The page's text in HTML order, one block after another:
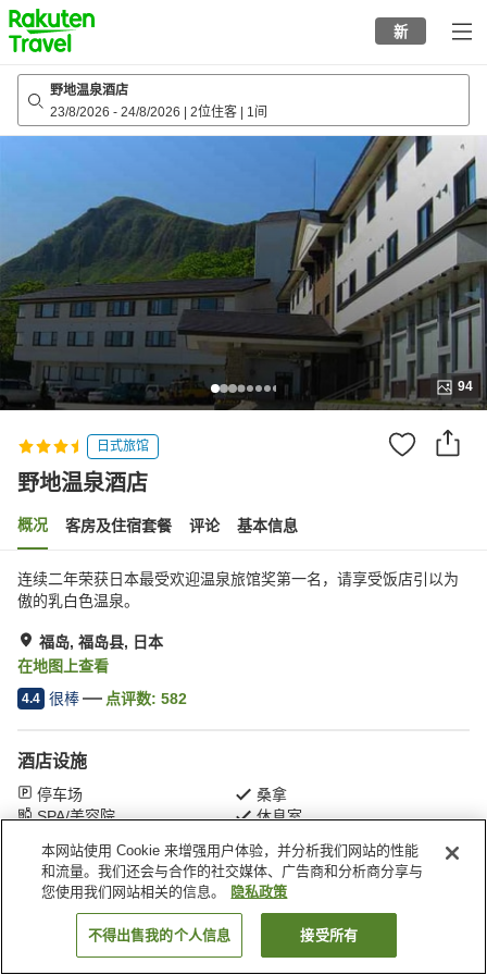
to
top
page
新
野地温泉酒店
23/8/2026 - 24/8/2026 2位住客 1间
94
日式旅馆
野地温泉酒店
概况 客房及住宿套餐 评论 基本信息
连续二年荣获日本最受欢迎温泉旅馆奖第一名，请享受饭店引以为
傲的乳白色温泉。
福岛, 福岛县, 日本
在地图上查看
4.4 很棒 点评数: 582
酒店设施
停车场
桑拿
SPA/美容院
休息室
首页 日本 福岛县 福岛 野地温泉酒店
搜索客房
本网站使用 Cookie 来增强用户体验，并分析我们网站的性能
和流量。我们还会与合作的社交媒体、广告商和分析商分享与
您使用我们网站相关的信息。
隐私政策
不得出售我的个人信息 接受所有